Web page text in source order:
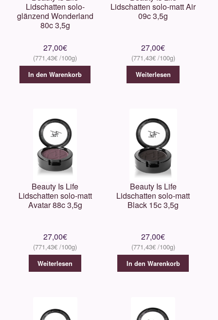
Lidschatten solo-
glänzend Wonderland
80c 3,5g
27,00€
771,43€
In den Warenkorb
Lidschatten solo-matt Air
09c 3,5g
27,00€
771,43€
Weiterlesen
Beauty Is Life
Lidschatten solo-matt
Avatar 88c 3,5g
27,00€
771,43€
Weiterlesen
Beauty Is Life
Lidschatten solo-matt
Black 15c 3,5g
27,00€
771,43€
In den Warenkorb